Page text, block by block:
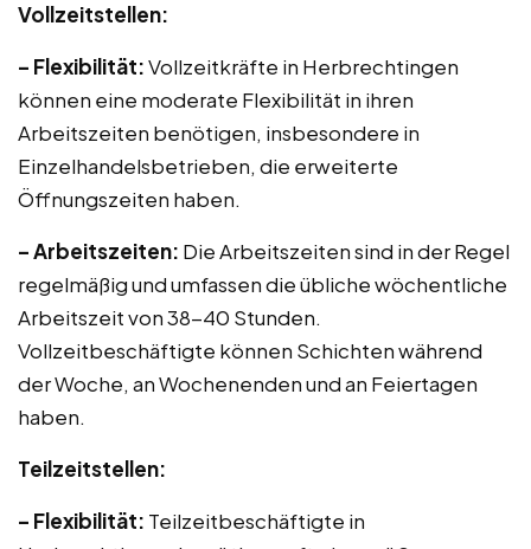
Vollzeitstellen:
– Flexibilität:Vollzeitkräfte in Herbrechtingen
können eine moderate Flexibilität in ihren
Arbeitszeiten benötigen, insbesondere in
Einzelhandelsbetrieben, die erweiterte
Öffnungszeiten haben.
– Arbeitszeiten: Die Arbeitszeiten sind in der Regel
regelmäßig und umfassen die übliche wöchentliche
Arbeitszeit von 38-40 Stunden.
Vollzeitbeschäftigte können Schichten während
der Woche, an Wochenenden und an Feiertagen
haben.
Teilzeitstellen:
– Flexibilität: Teilzeitbeschäftigte in